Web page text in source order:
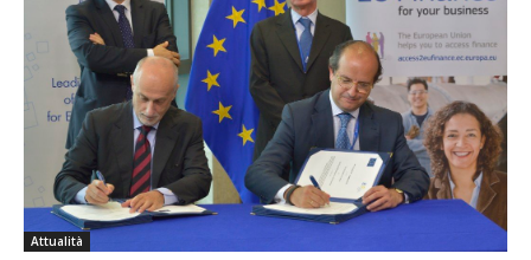
Attualità